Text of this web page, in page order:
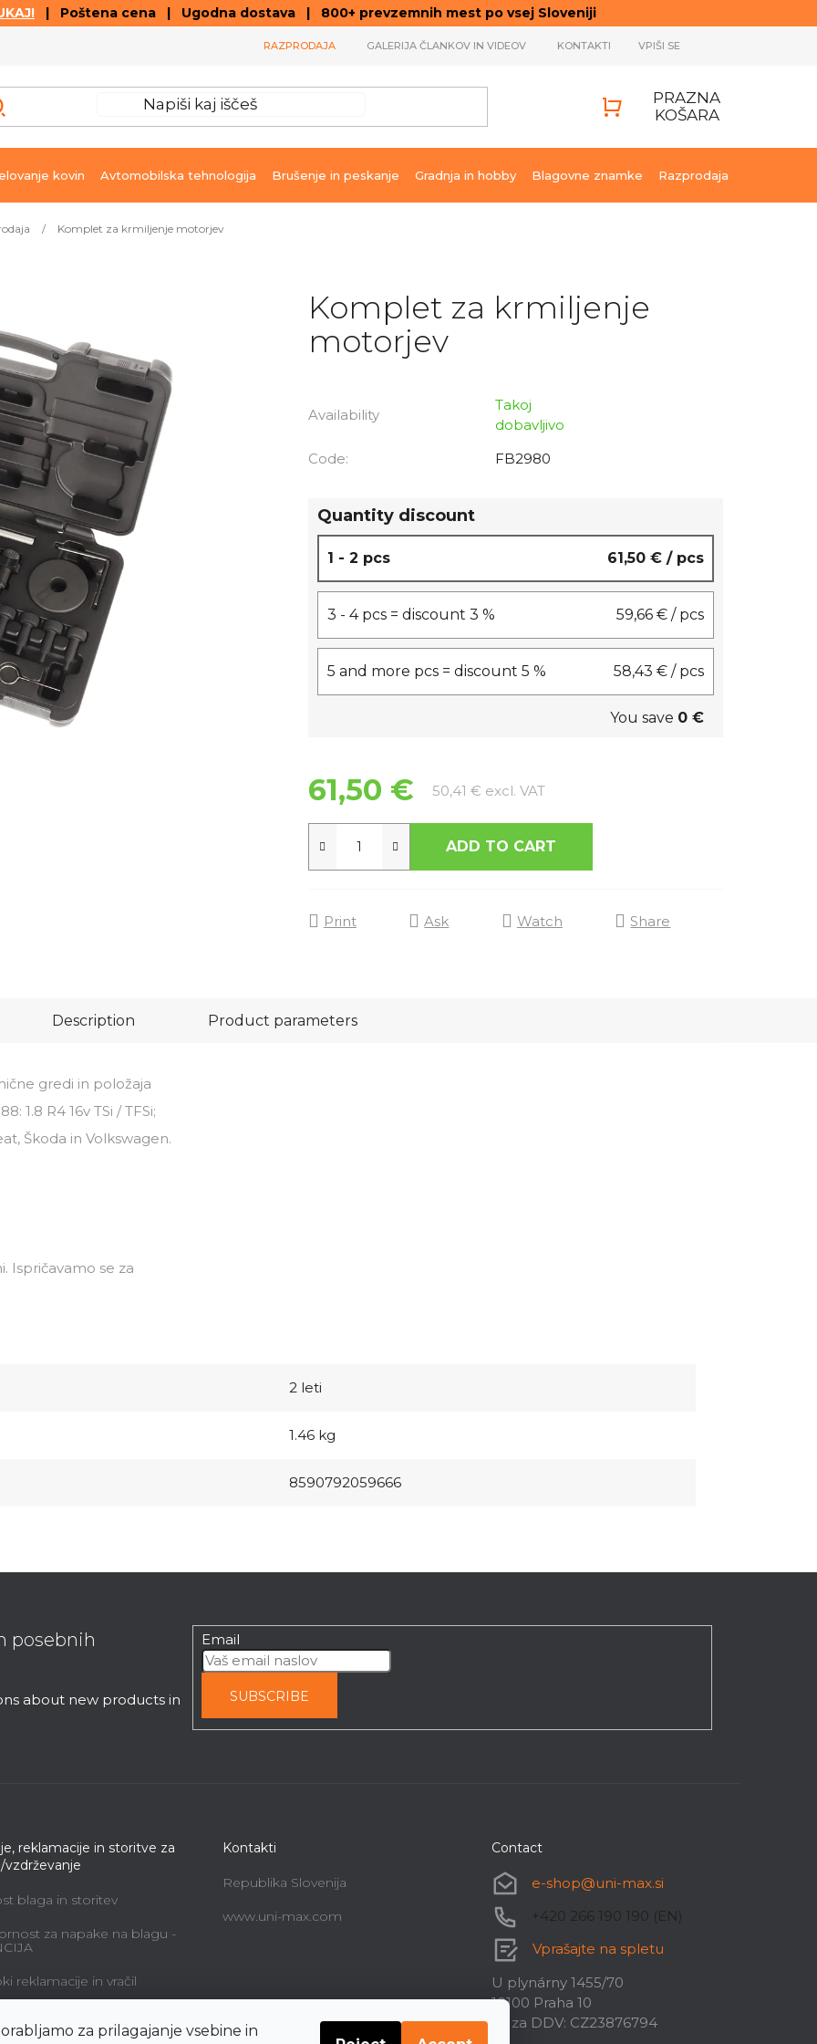
| Poštena cena | Ugodna dostava | 800+ prevzemnih mest po vsej Sloveniji
za prilagajanje vsebine in
RAZPRODAJA GALERIJA ČLANKOV IN VIDEOV KONTAKTI VPIŠI SE
CART
PRAZNA
KOŠARA
kovin Avtomobilska tehnologija Brušenje in peskanje Gradnja in hobby Blagovne znamke Razprodaja
/ Komplet za krmiljenje motorjev
Komplet za krmiljenje
motorjev
Availability
Takoj
dobavljivo
Code:
FB2980
Quantity discount
1 - 2 pcs 61,50 € / pcs
3 - 4 pcs = discount 3 % 59,66 € / pcs
5 and more pcs = discount 5 % 58,43 € / pcs
You save 0 €
61,50 € 50,41 € excl. VATMeasure price:
ADD TO CART
Print Ask Watch Share
Description Product parameters
gredi in položaja
1.8 R4 16v TSi / TFSi;
Škoda in Volkswagen.
Ispričavamo se za
2 leti
1.46 kg
8590792059666
posebnih
about new products in
Email
SUBSCRIBE
reklamacije in storitve za
vzdrževanje
blaga in storitev
za napake na blagu -
reklamacije in vračil
Kontakti
Republika Slovenija
www.uni-max.com
Contact
e-shop@uni-max.si
+420 266 190 190 (EN)
Vprašajte na spletu
U plynárny 1455/70
10100 Praha 10
ID za DDV: CZ23876794